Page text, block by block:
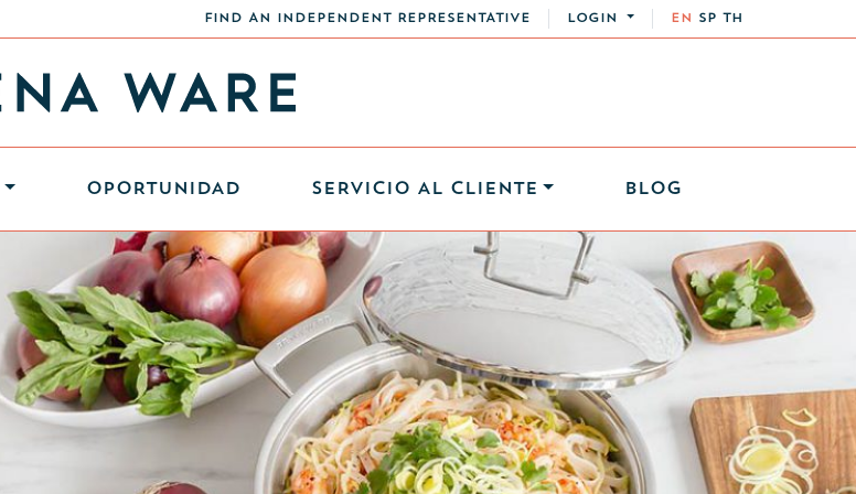
FIND AN INDEPENDENT REPRESENTATIVE LOGIN EN SP TH
OPORTUNIDAD SERVICIO AL CLIENTE BLOG